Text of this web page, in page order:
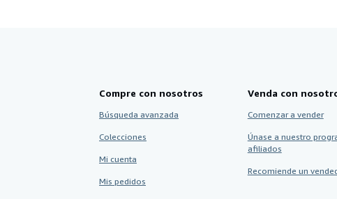
Compre con nosotros
Búsqueda avanzada
Colecciones
Mi cuenta
Mis pedidos
Venda con
Comenzar a vender
Únase a nuestro
afiliados
Recomiende un